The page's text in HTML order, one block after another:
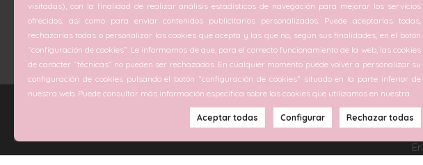
Todos
visitadas), con la finalidad de realizar análisis estadísticos de navegación para mejorar los servicios
ofrecidos, así como para enviar contenidos publicitarios personalizados. Puede aceptarlas todas,
rechazarlas todas o personalizar las cookies que acepta y las que no, según sus finalidades, en el botón
“configuración de cookies”. Le informamos de que, para el correcto funcionamiento de la web, las cookies
de carácter “técnicas” no pueden ser rechazadas. En cualquier momento puede volver a personalizar su
configuración de cookies pulsando el botón “configuración de cookies” situado en la parte inferior de
nuestra web. Puede consultar más información específica sobre las cookies que utilizamos en nuestra